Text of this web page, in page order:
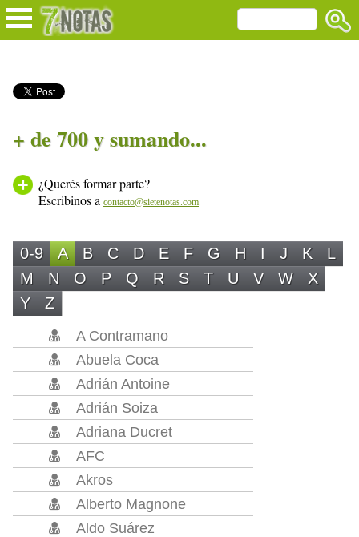
+ de 700 y sumando...
¿Querés formar parte?
Escribinos a contacto@sietenotas.com
0-9 A B C D E F G H I J K
L
M
N O P Q R S T U V W
X
Y
Z
A Contramano
Abuela Coca
Adrián Antoine
Adrián Soiza
Adriana Ducret
AFC
Akros
Alberto Magnone
Aldo Suárez